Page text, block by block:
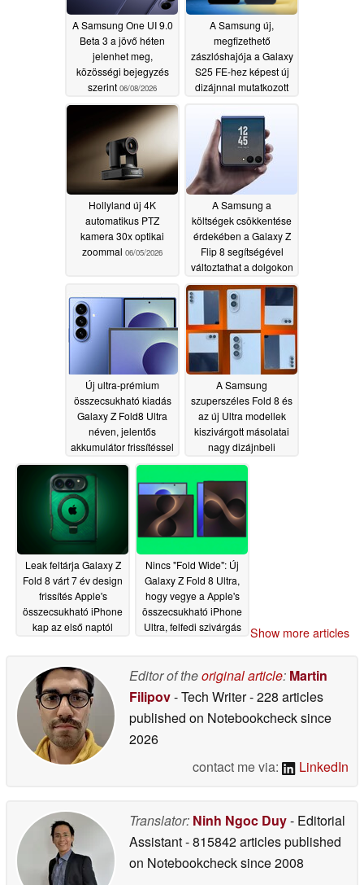
A Samsung One UI 9.0
Beta 3 a jövő héten
jelenhet meg,
közösségi bejegyzés
szerint 06/08/2026
A Samsung új,
megfizethető
zászlóshajója a Galaxy
S25 FE-hez képest új
dizájnnal mutatkozott
Hollyland új 4K
automatikus PTZ
kamera 30x optikai
zoommal 06/05/2026
A Samsung a
költségek csökkentése
érdekében a Galaxy Z
Flip 8 segítségével
változtathat a dolgokon
06/05/2026
Új ultra-prémium
összecsukható kiadás
Galaxy Z Fold8 Ultra
néven, jelentős
akkumulátor frissítéssel
még mindig pletykálják
A Samsung
szuperszéles Fold 8 és
az új Ultra modellek
kiszivárgott másolatai
nagy dizájnbeli
különbséget mutatnak
05/31/2026
Leak feltárja Galaxy Z
Fold 8 várt 7 év design
frissítés Apple's
összecsukható iPhone
kap az első naptól
Nincs "Fold Wide": Új
Galaxy Z Fold 8 Ultra,
hogy vegye a Apple's
összecsukható iPhone
Ultra, felfedi szivárgás
Show more articles
Editor of theoriginal article: Martin
Filipov- Tech Writer- 228 articles
published on Notebookchecksince
2026
contact me via:
LinkedIn
Translator: Ninh Ngoc Duy- Editorial
Assistant- 815842 articles published
on Notebookchecksince 2008